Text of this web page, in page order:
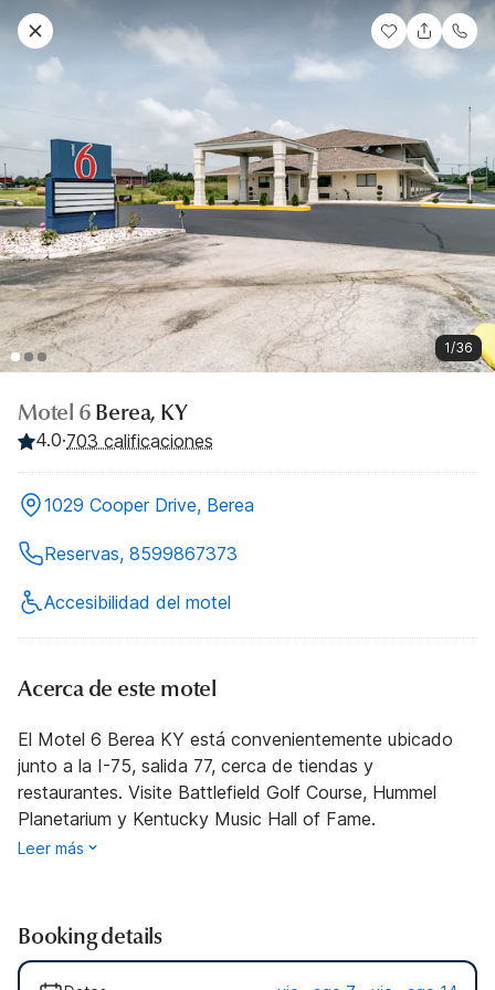
1/36
Motel 6 Berea, KY
4.0·703 calificaciones
1029 Cooper Drive, Berea
Reservas, 8599867373
Accesibilidad del motel
Acerca de este motel
El Motel 6 Berea KY está convenientemente ubicado
junto a la I-75, salida 77, cerca de tiendas y
restaurantes. Visite Battlefield Golf Course, Hummel
Planetarium y Kentucky Music Hall of Fame.
Leer más
Booking details